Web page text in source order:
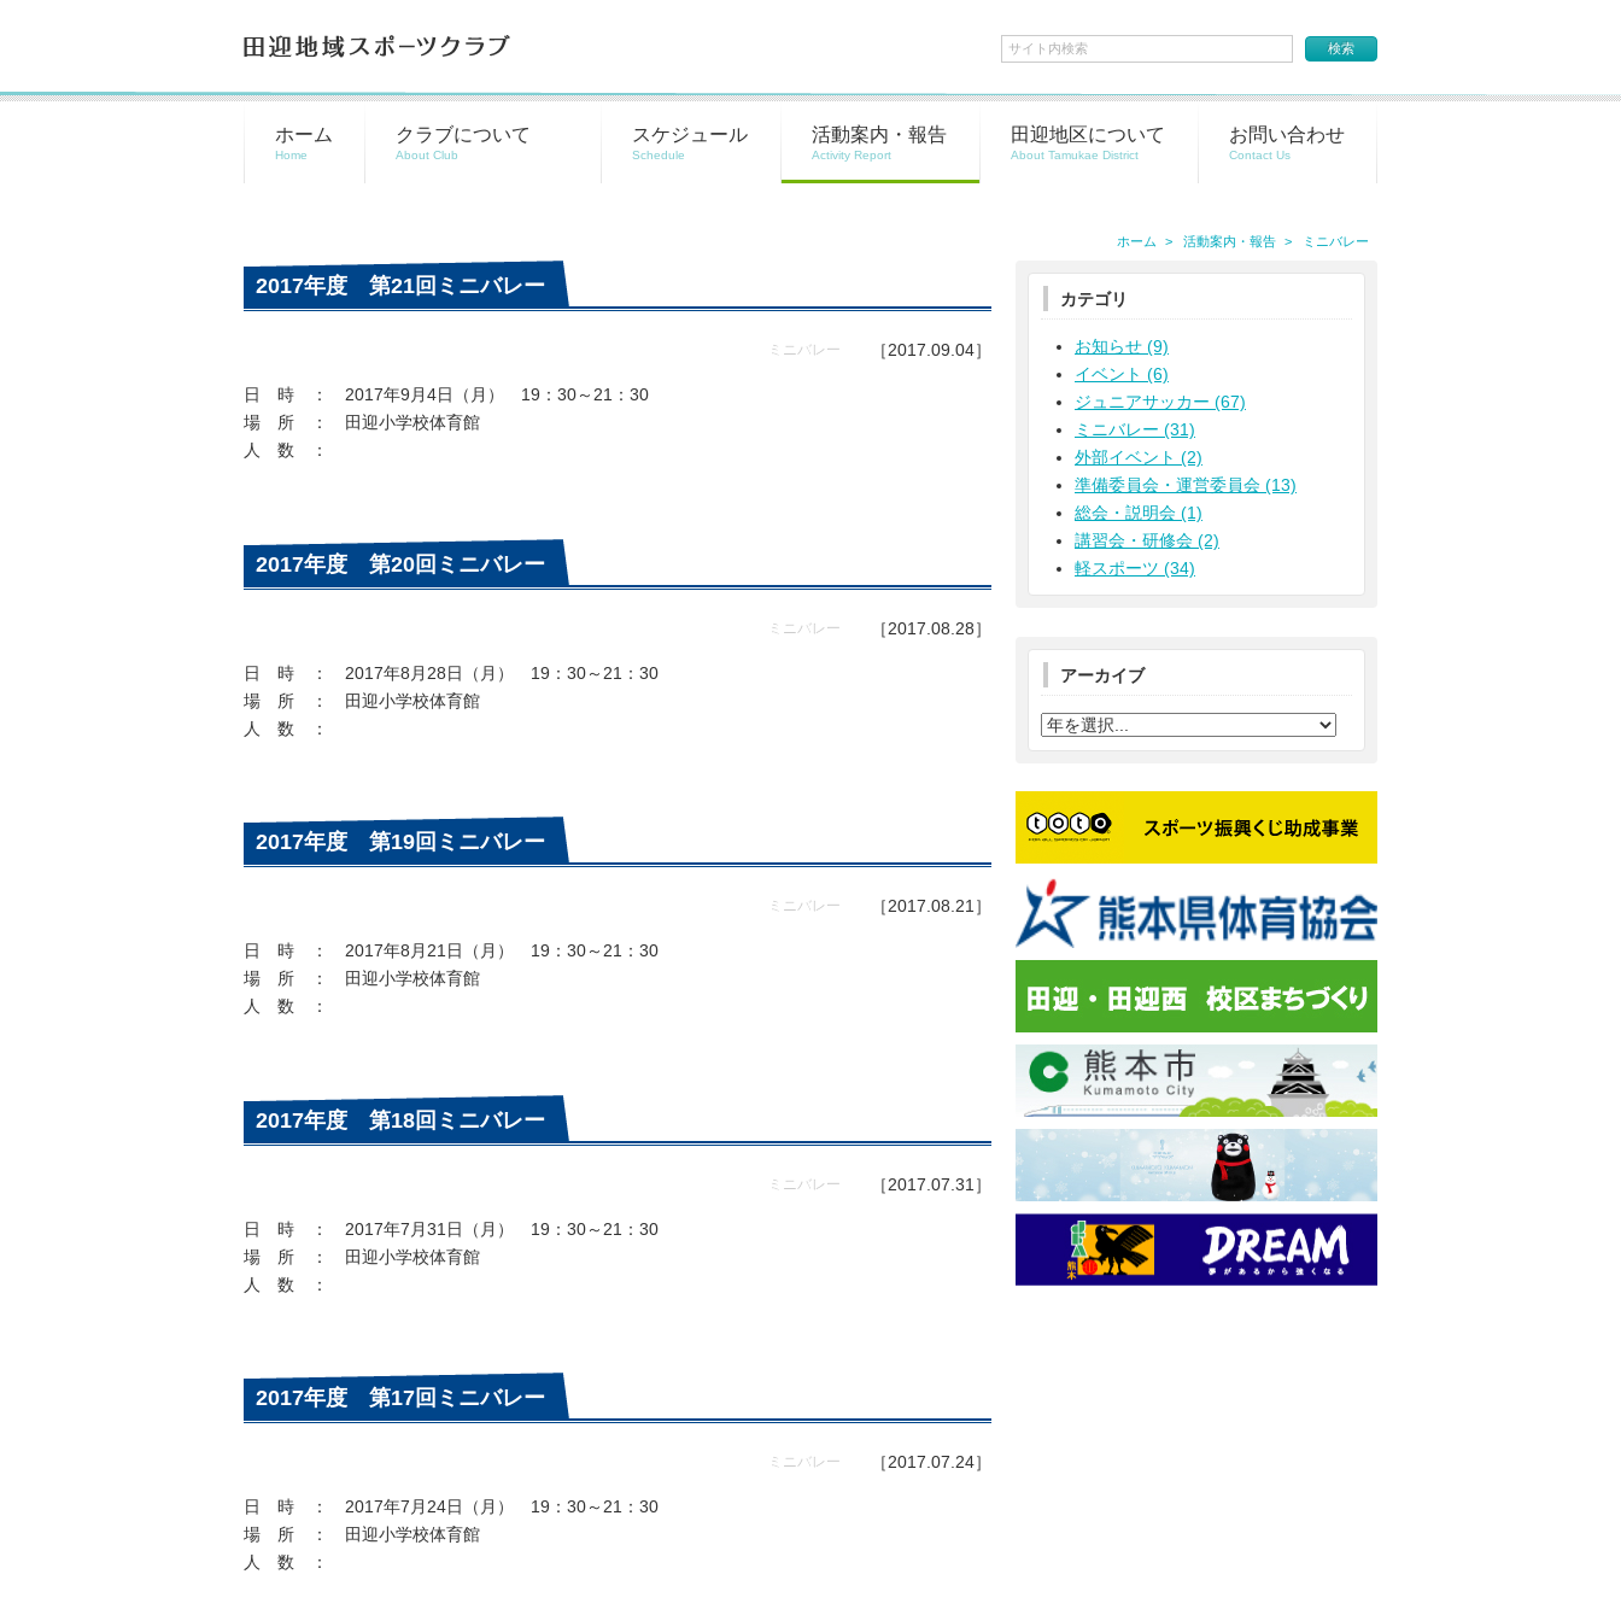
ホーム クラブについて スケジュール 活動案内・報告 田迎地区について お問い合わせ
ホーム 活動案内・報告 ミニバレー
2017年度 第21回ミニバレー
ミニバレー ［2017.09.04］
日 時 ： 2017年9月4日（月） 19：30～21：30
場 所 ： 田迎小学校体育館
人 数 ：
2017年度 第20回ミニバレー
ミニバレー ［2017.08.28］
日 時 ： 2017年8月28日（月） 19：30～21：30
場 所 ： 田迎小学校体育館
人 数 ：
2017年度 第19回ミニバレー
ミニバレー ［2017.08.21］
日 時 ： 2017年8月21日（月） 19：30～21：30
場 所 ： 田迎小学校体育館
人 数 ：
2017年度 第18回ミニバレー
ミニバレー ［2017.07.31］
日 時 ： 2017年7月31日（月） 19：30～21：30
場 所 ： 田迎小学校体育館
人 数 ：
2017年度 第17回ミニバレー
ミニバレー ［2017.07.24］
日 時 ： 2017年7月24日（月） 19：30～21：30
場 所 ： 田迎小学校体育館
人 数 ：
カテゴリ
お知らせ (9)
イベント (6)
ジュニアサッカー (67)
ミニバレー (31)
外部イベント (2)
準備委員会・運営委員会 (13)
総会・説明会 (1)
講習会・研修会 (2)
軽スポーツ (34)
アーカイブ